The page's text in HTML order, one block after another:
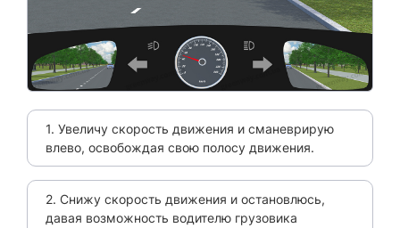
1. Увеличу скорость движения и сманеврирую
влево, освобождая свою полосу движения.
2. Снижу скорость движения и остановлюсь,
давая возможность водителю грузовика